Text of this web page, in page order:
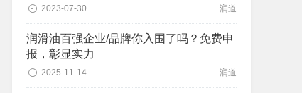
2023-07-30 润道
润滑油百强企业/品牌你入围了吗？免费申
报，彰显实力
2025-11-14 润道